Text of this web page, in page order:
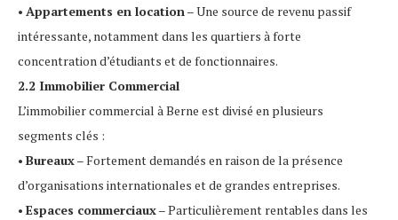
• Appartements en location– Une source de revenu passif
intéressante, notamment dans les quartiers à forte
concentration d’étudiants et de fonctionnaires.
2.2 Immobilier Commercial
L’immobilier commercial à Berne est divisé en plusieurs
segments clés :
• Bureaux– Fortement demandés en raison de la présence
d’organisations internationales et de grandes entreprises.
• Espaces commerciaux– Particulièrement rentables dans les